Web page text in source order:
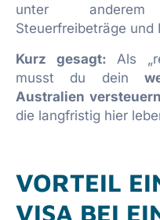
unter
Steuerfreibeträge
Kurz gesagt: Als
musst du dein
Australien versteuern
die langfristig hier
VORTEIL
VISA BEI